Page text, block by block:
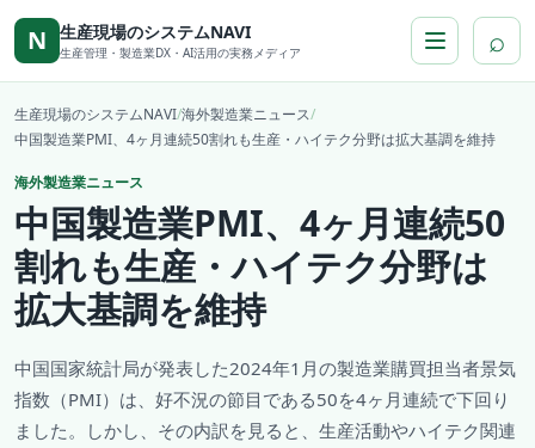
本文へ移動
N 生産現場のシステムNAVI
生産管理・製造業DX・AI活用の実務メディア ⌕
生産現場のシステムNAVI/海外製造業ニュース/
中国製造業PMI、4ヶ月連続50割れも生産・ハイテク分野は拡大基調を維持
海外製造業ニュース
中国製造業PMI、4ヶ月連続50
割れも生産・ハイテク分野は
拡大基調を維持
中国国家統計局が発表した2024年1月の製造業購買担当者景気
指数（PMI）は、好不況の節目である50を4ヶ月連続で下回り
ました。しかし、その内訳を見ると、生産活動やハイテク関連